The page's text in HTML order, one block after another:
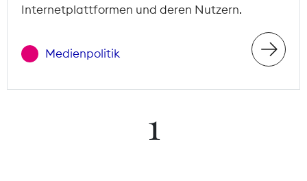
Internetplattformen und deren Nutzern.
Medienpolitik
1